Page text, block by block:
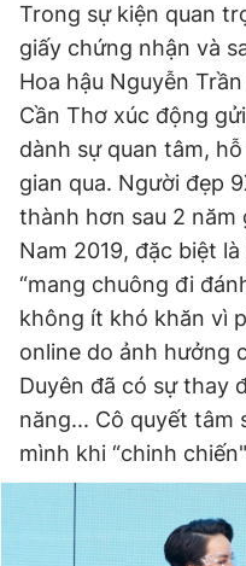
Tổng biên tập: Nguyễn
Phó tổng biên tập thường
Phó tổng biên tập: Lâm
Phó tổng biên tập: Trần Việt
Tổng thư ký tòa soạn: Đức
Giấy phép xuất bản số 110/
© 2003-2026 Bản quyền
chép dưới mọi hình thức
bản. Phát triển bởi ePi
Trong sự kiện quan
giấy chứng nhận và
Hoa hậu Nguyễn
Cần Thơ xúc động
dành sự quan tâm,
gian qua. Người đẹp
thành hơn sau 2 năm
Nam 2019, đặc biệt
“mang chuông đi
không ít khó khăn vì
online do ảnh hưởng
Duyên đã có sự thay
năng... Cô quyết tâm
mình khi “chinh